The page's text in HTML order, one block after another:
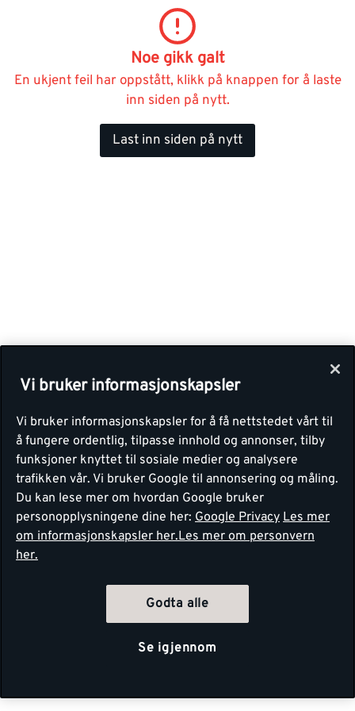
Noe gikk galt
En ukjent feil har oppstått, klikk på knappen for å laste
inn siden på nytt.
Last inn siden på nytt
Vi bruker informasjonskapsler
Vi bruker informasjonskapsler for å få nettstedet vårt til
å fungere ordentlig, tilpasse innhold og annonser, tilby
funksjoner knyttet til sosiale medier og analysere
trafikken vår. Vi bruker Google til annonsering og måling.
Du kan lese mer om hvordan Google bruker
personopplysningene dine her: Google Privacy Les mer
om informasjonskapsler her.Les mer om personvern
her.
Godta alle
Se igjennom